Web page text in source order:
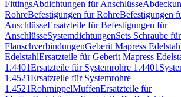
FittingsAbdichtungen für Anschlüsse
RohreBefestigungen für RohreBefestigungen
AnschlüsseErsatzteile für Befestigungen für
AnschlüsseSystemdichtungenSets Schraube für
FlanschverbindungenGeberit Mapress
EdelstahlErsatzteile für Geberit Mapress
1.4401Ersatzteile für Systemrohre 1.4401
1.4521Ersatzteile für Systemrohre
1.4521RohrnippelMuffenErsatzteile für